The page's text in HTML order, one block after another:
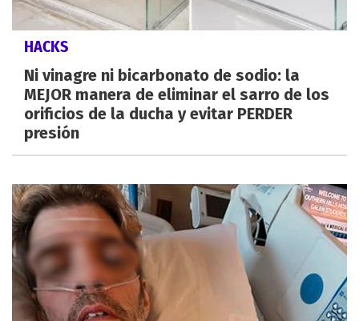
HACKS
Ni vinagre ni bicarbonato de sodio: la
MEJOR manera de eliminar el sarro de los
orificios de la ducha y evitar PERDER
presión